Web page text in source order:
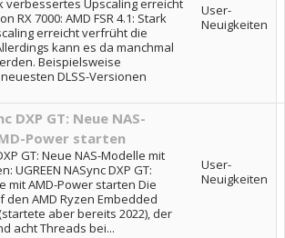
verbessertes Upscaling erreicht
RX 7000: AMD FSR 4.1: Stark
erreicht verfrüht die
kann es da manchmal
Beispielsweise
DLSS-Versionen
User-
Neuigkeiten
DXP GT: Neue NAS-
Power starten
GT: Neue NAS-Modelle mit
UGREEN NASync DXP GT:
mit AMD-Power starten Die
AMD Ryzen Embedded
aber bereits 2022), der
acht Threads bei...
User-
Neuigkeiten